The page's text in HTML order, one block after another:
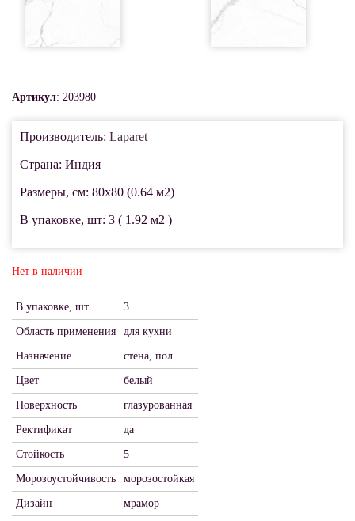
Артикул: 203980
Производитель: Laparet
Страна: Индия
Размеры, см: 80x80 (0.64 м2)
В упаковке, шт: 3 ( 1.92 м2 )
Нет в наличии
В упаковке, шт 3
Область применения для кухни
Назначение стена, пол
Цвет белый
Поверхность глазурованная
Ректификат да
Стойкость 5
Морозоустойчивость морозостойкая
Дизайн мрамор